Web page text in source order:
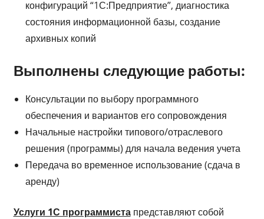
конфигураций “1С:Предприятие”, диагностика
состояния информационной базы, создание
архивных копий
Выполнены следующие работы:
Консультации по выбору программного
обеспечения и вариантов его сопровождения
Начальные настройки типового/отраслевого
решения (программы) для начала ведения учета
Передача во временное использование (сдача в
аренду)
Услуги 1С программистапредставляют собой